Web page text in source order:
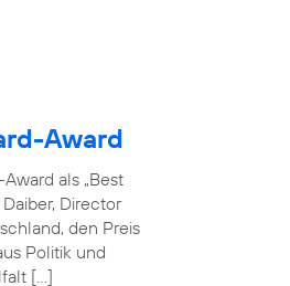
Award
als „Best
Director
den Preis
Politik und
[…]